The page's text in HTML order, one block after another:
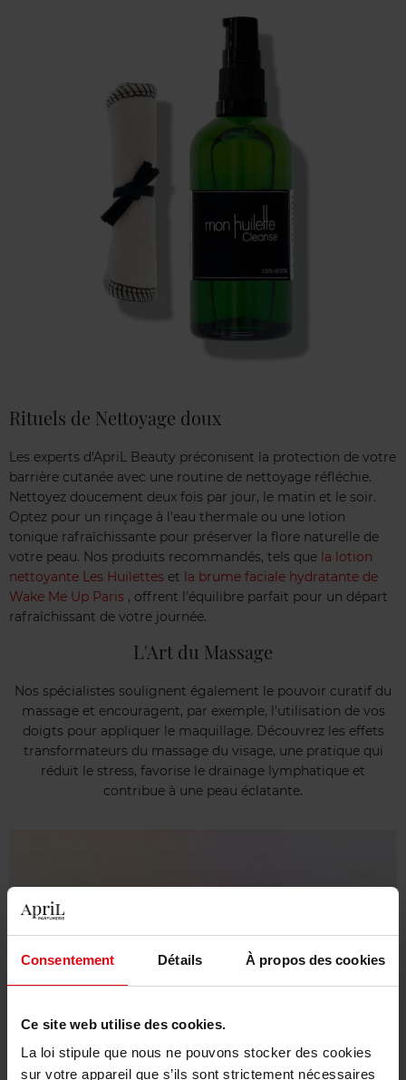
Consentement Détails À propos des cookies
Ce site web utilise des cookies.
La loi stipule que nous ne pouvons stocker des cookies
sur votre appareil que s’ils sont strictement nécessaires
Rituels de Nettoyage doux
Les experts d'ApriL Beauty préconisent la protection de votre
barrière cutanée avec une routine de nettoyage réfléchie.
Nettoyez doucement deux fois par jour, le matin et le soir.
Optez pour un rinçage à l'eau thermale ou une lotion
tonique rafraîchissante pour préserver la flore naturelle de
votre peau. Nos produits recommandés, tels que la lotion
nettoyante Les Huilettes et la brume faciale hydratante de
Wake Me Up Paris , offrent l'équilibre parfait pour un départ
rafraîchissant de votre journée.
L'Art du Massage
Nos spécialistes soulignent également le pouvoir curatif du
massage et encouragent, par exemple, l'utilisation de vos
doigts pour appliquer le maquillage. Découvrez les effets
transformateurs du massage du visage, une pratique qui
réduit le stress, favorise le drainage lymphatique et
contribue à une peau éclatante.